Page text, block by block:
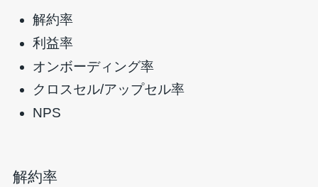
解約率
利益率
オンボーディング率
クロスセル/アップセル率
NPS
解約率